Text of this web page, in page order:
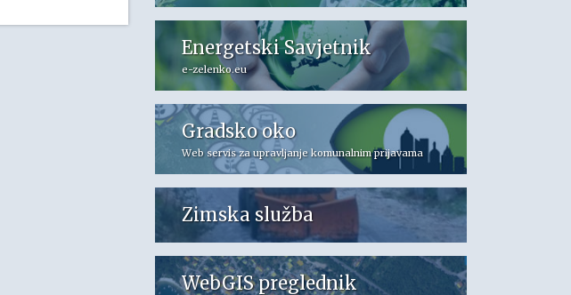
Energetski Savjetnik
e-zelenko.eu
Gradsko oko
Web servis za upravljanje komunalnim prijavama
Zimska služba
WebGIS preglednik